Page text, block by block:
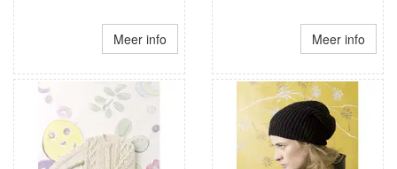
Meer info Meer info